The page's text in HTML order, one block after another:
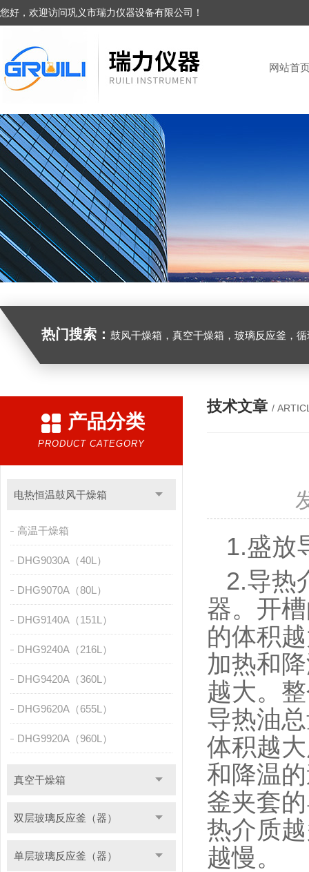
您好，欢迎访问巩义市瑞力仪器设备有限公司！
网站首
热门搜索： 鼓风干燥箱，真空干燥箱，玻璃反应釜，循环水真空泵
产品分类
PRODUCT CATEGORY
电热恒温鼓风干燥箱
高温干燥箱
DHG9030A（40L）
DHG9070A（80L）
DHG9140A（151L）
DHG9240A（216L）
DHG9420A（360L）
DHG9620A（655L）
DHG9920A（960L）
真空干燥箱
双层玻璃反应釜（器）
单层玻璃反应釜（器）
技术文章 /
1.盛放
2.导热
器。开
的体积
加热和
越大。
导热油
体积越
和降温
釜夹套
热介质
越慢。